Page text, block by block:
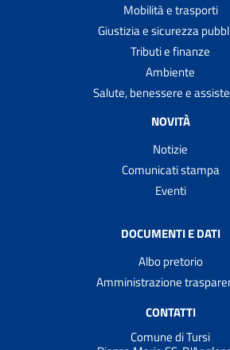
Mobilità e trasporti
Giustizia e sicurezza
Tributi e finanze
Ambiente
Salute, benessere e
NOVITÀ
Notizie
Comunicati stampa
Eventi
DOCUMENTI E DATI
Albo pretorio
Amministrazione
CONTATTI
Comune di Tursi